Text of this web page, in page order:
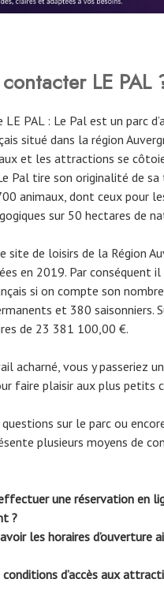
contacter LE PAL
LE PAL : Le Pal est un parc
situé dans la région
et les attractions se
Pal tire son originalité de
animaux, dont ceux pour
sur 50 hectares de
site de loisirs de la Région
en 2019. Par conséquent
si on compte son
et 380 saisonniers.
de 23 381 100,00 €.
acharné, vous y passeriez
faire plaisir aux plus petits
questions sur le parc ou
plusieurs moyens de
une réservation en
?
les horaires d’ouverture
d’accès aux